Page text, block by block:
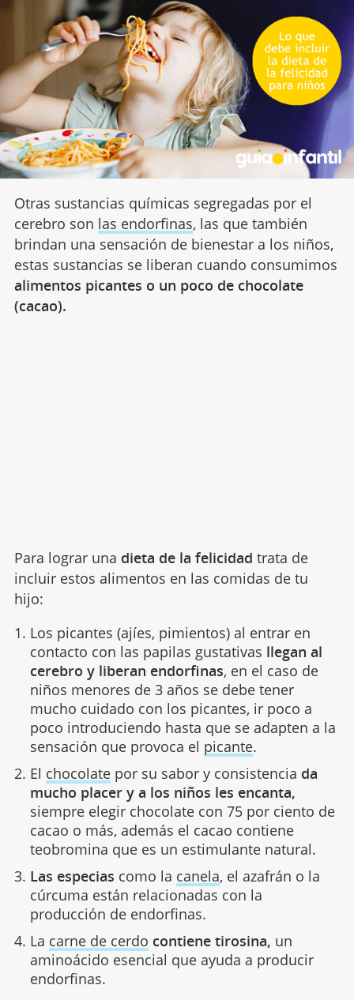
Otras sustancias químicas segregadas por el
cerebro son las endorfinas, las que también
brindan una sensación de bienestar a los niños,
estas sustancias se liberan cuando consumimos
alimentos picantes o un poco de chocolate
(cacao).
Para lograr una dieta de la felicidad trata de
incluir estos alimentos en las comidas de tu
hijo:
Los picantes (ajíes, pimientos) al entrar en
contacto con las papilas gustativas llegan al
cerebro y liberan endorfinas, en el caso de
niños menores de 3 años se debe tener
mucho cuidado con los picantes, ir poco a
poco introduciendo hasta que se adapten a la
sensación que provoca el picante.
El chocolatepor su sabor y consistencia da
mucho placer y a los niños les encanta,
siempre elegir chocolate con 75 por ciento de
cacao o más, además el cacao contiene
teobromina que es un estimulante natural.
Las especias como la canela, el azafrán o la
cúrcuma están relacionadas con la
producción de endorfinas.
La carne de cerdo contiene tirosina, un
aminoácido esencial que ayuda a producir
endorfinas.